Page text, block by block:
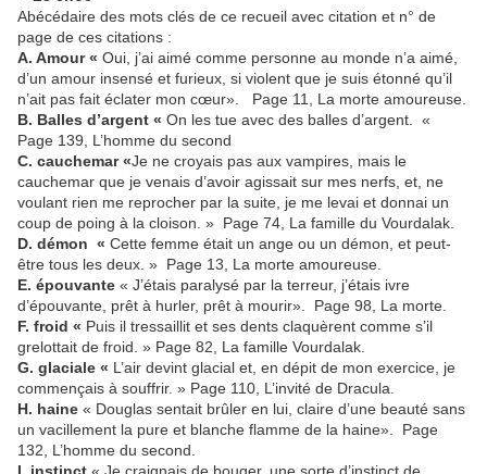
Abécédaire des mots clés de ce recueil avec citation et n° de
page de ces citations :
A. Amour « Oui, j’ai aimé comme personne au monde n’a aimé,
d’un amour insensé et furieux, si violent que je suis étonné qu’il
n’ait pas fait éclater mon cœur». Page 11, La morte amoureuse.
B. Balles d’argent « On les tue avec des balles d’argent. «
Page 139, L’homme du second
C. cauchemar «Je ne croyais pas aux vampires, mais le
cauchemar que je venais d’avoir agissait sur mes nerfs, et, ne
voulant rien me reprocher par la suite, je me levai et donnai un
coup de poing à la cloison. » Page 74, La famille du Vourdalak.
D. démon « Cette femme était un ange ou un démon, et peut-
être tous les deux. » Page 13, La morte amoureuse.
E. épouvante « J’étais paralysé par la terreur, j’étais ivre
d’épouvante, prêt à hurler, prêt à mourir». Page 98, La morte.
F. froid « Puis il tressaillit et ses dents claquèrent comme s’il
grelottait de froid. » Page 82, La famille Vourdalak.
G. glaciale « L’air devint glacial et, en dépit de mon exercice, je
commençais à souffrir. » Page 110, L’invité de Dracula.
H. haine « Douglas sentait brûler en lui, claire d’une beauté sans
un vacillement la pure et blanche flamme de la haine». Page
132, L’homme du second.